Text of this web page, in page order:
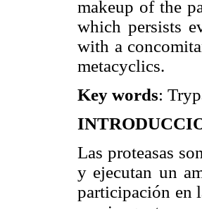
makeup of the
which persists
with a
metacyclics.
Key words:
Las proteasas
y ejecutan un
participación en